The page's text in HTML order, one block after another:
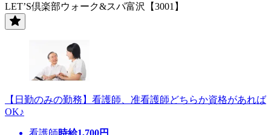
LET’S倶楽部ウォーク&スパ富沢【3001】
【日勤のみの勤務】看護師、准看護師どちらか資格があれば
OK♪
看護師時給1,700円